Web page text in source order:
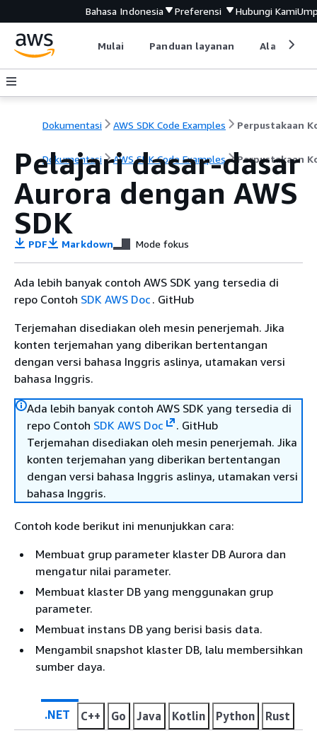
Bahasa Indonesia Preferensi Hubungi Kami
Mulai Panduan layanan Alat
Dokumentasi AWS SDK Code Examples
Dokumentasi AWS SDK Code Examples Perpustakaan
Pelajari dasar-dasar
Aurora dengan AWS
SDK
PDF Markdown Mode fokus
Ada lebih banyak contoh AWS SDK yang tersedia di
repo Contoh SDK AWS Doc . GitHub
Terjemahan disediakan oleh mesin penerjemah. Jika
konten terjemahan yang diberikan bertentangan
dengan versi bahasa Inggris aslinya, utamakan versi
bahasa Inggris.
Ada lebih banyak contoh AWS SDK yang tersedia di
repo Contoh SDK AWS Doc
. GitHub
Terjemahan disediakan oleh mesin penerjemah. Jika
konten terjemahan yang diberikan bertentangan
dengan versi bahasa Inggris aslinya, utamakan versi
bahasa Inggris.
Contoh kode berikut ini menunjukkan cara:
Membuat grup parameter klaster DB Aurora dan
mengatur nilai parameter.
Membuat klaster DB yang menggunakan grup
parameter.
Membuat instans DB yang berisi basis data.
Mengambil snapshot klaster DB, lalu membersihkan
sumber daya.
.NET C++ Go Java Kotlin Python Rust